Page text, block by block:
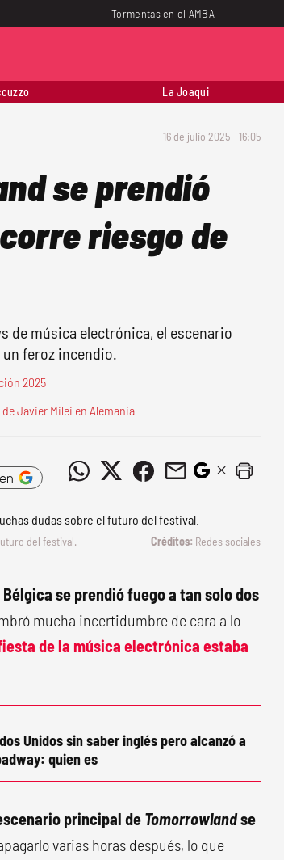
Tormentas en el AMBA
La Joaqui
16 de julio 2025 - 16:05
se prendió
riesgo de
de música electrónica, el escenario
feroz incendio.
2025
Javier Milei en Alemania
del festival. Redes sociales
se prendió fuego a tan solo dos
mucha incertidumbre de cara a lo
de la música electrónica estaba
Unidos sin saber inglés pero alcanzó a
quien es
principal de Tomorrowlandse
varias horas después, lo que